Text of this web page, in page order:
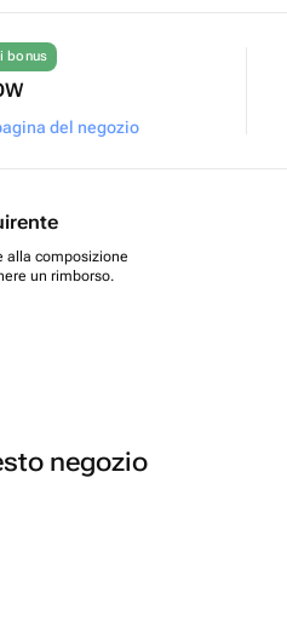
bonus
del negozio
alla composizione
un rimborso.
negozio